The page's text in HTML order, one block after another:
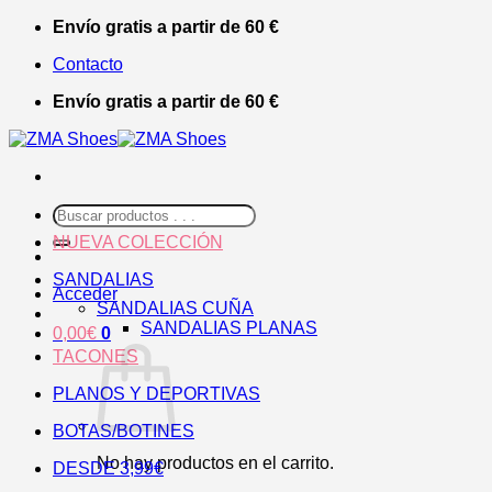
Saltar
contenido
Envío gratis a partir de 60 €
Contacto
Envío gratis a partir de 60 €
Buscar
por:
Acceder
0,00€ 0
No hay productos en el carrito.
NUEVA COLECCIÓN
SANDALIAS
SANDALIAS CUÑA
SANDALIAS PLANAS
TACONES
PLANOS Y DEPORTIVAS
BOTAS/BOTINES
DESDE 3,99€